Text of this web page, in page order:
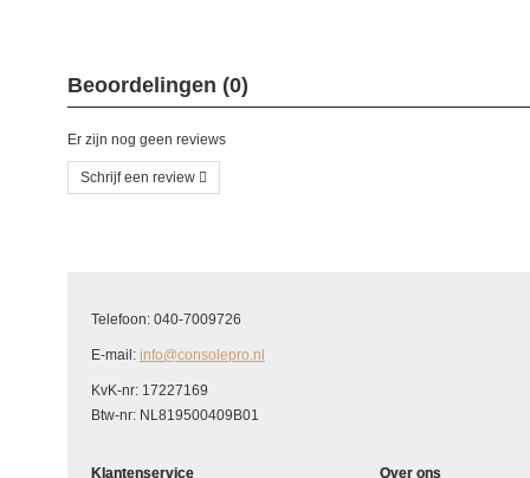
Beoordelingen (0)
Er zijn nog geen reviews
Schrijf een review
Hoe waardeert u dit product?
Telefoon: 040-7009726
E-mail: info@consolepro.nl
KvK-nr: 17227169
Btw-nr: NL819500409B01
Klantenservice Over ons